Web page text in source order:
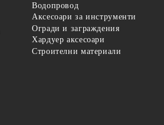
Водопровод
Аксесоари за инструменти
Огради и заграждения
Хардуер аксесоари
Строителни материали